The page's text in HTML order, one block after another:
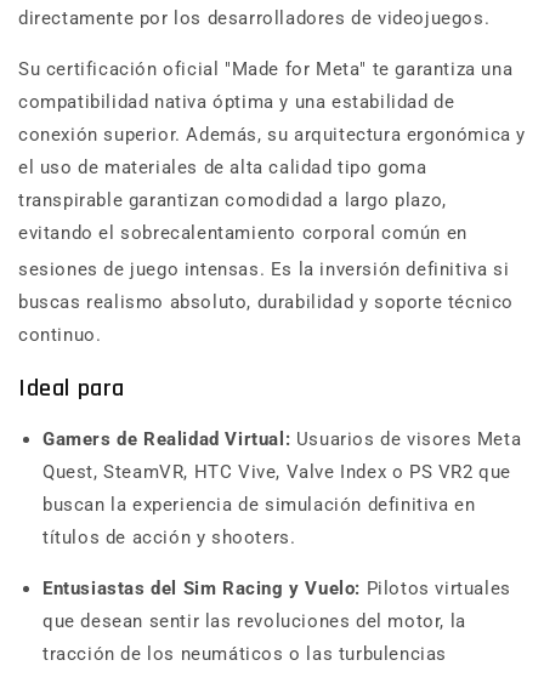
directamente por los desarrolladores de videojuegos.
Su certificación oficial "Made for Meta" te garantiza una
compatibilidad nativa óptima y una estabilidad de
conexión superior.Además, su arquitectura ergonómica y
el uso de materiales de alta calidad tipo goma
transpirable garantizan comodidad a largo plazo,
evitando el sobrecalentamiento corporal común en
sesiones de juego intensas. Es la inversión definitiva si
buscas realismo absoluto, durabilidad y soporte técnico
continuo.
Ideal para
Gamers de Realidad Virtual: Usuarios de visores Meta
Quest, SteamVR, HTC Vive, Valve Index o PS VR2 que
buscan la experiencia de simulación definitiva en
títulos de acción y shooters.
Entusiastas del Sim Racing y Vuelo: Pilotos virtuales
que desean sentir las revoluciones del motor, la
tracción de los neumáticos o las turbulencias